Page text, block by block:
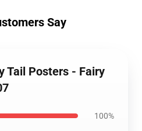
Say
Tail Posters - Fairy
100%